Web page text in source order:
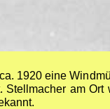
1920 eine
am